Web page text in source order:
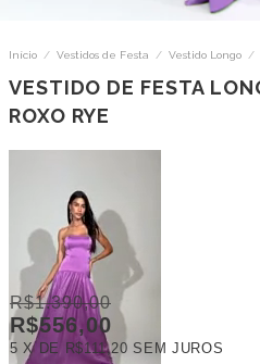
Início / Vestidos de Festa / Vestido Longo /
VESTIDO DE FESTA
ROXO RYE
R$1.390,00
R$556,00
5 X DE R$111,20 SEM JUROS